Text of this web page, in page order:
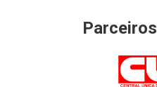
Parceiros